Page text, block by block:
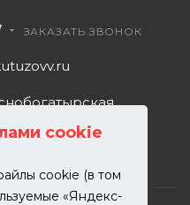
cookie
cookie (в том
«Яндекс-
ЗАКАЗАТЬ ЗВОНОК